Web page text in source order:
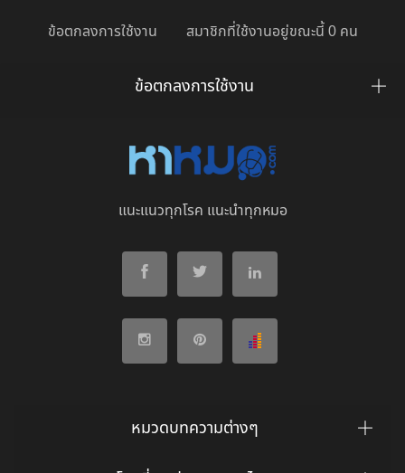
ข้อตกลงการใช้งาน สมาชิกที่ใช้งานอยู่ขณะนี้ 0 คน
ข้อตกลงการใช้งาน
แนะแนวทุกโรค แนะนำทุกหมอ
หมวดบทความต่างๆ